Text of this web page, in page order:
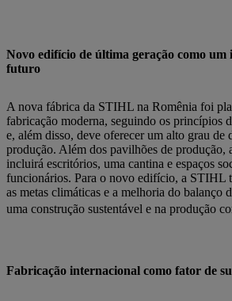
Novo edifício de última geração como um
futuro
A nova fábrica da STIHL na Romênia foi
fabricação moderna, seguindo os princípios
e, além disso, deve oferecer um alto grau de
produção. Além dos pavilhões de produção,
incluirá escritórios, uma cantina e espaços
funcionários. Para o novo edifício, a STIHL
as metas climáticas e a melhoria do balanço
uma construção sustentável e na produção
Fabricação internacional como fator de